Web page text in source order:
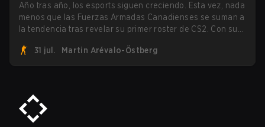
Año tras año, los esports siguen creciendo. Esta vez, nada
menos que las Fuerzas Armadas Canadienses se suman a
la tendencia tras revelar su primer roster de CS2. Con su
unirá ahora a una competencia de CS para personal
militar destinada a expandir el alcance de los esports.
31 jul. Martin Arévalo-Östberg